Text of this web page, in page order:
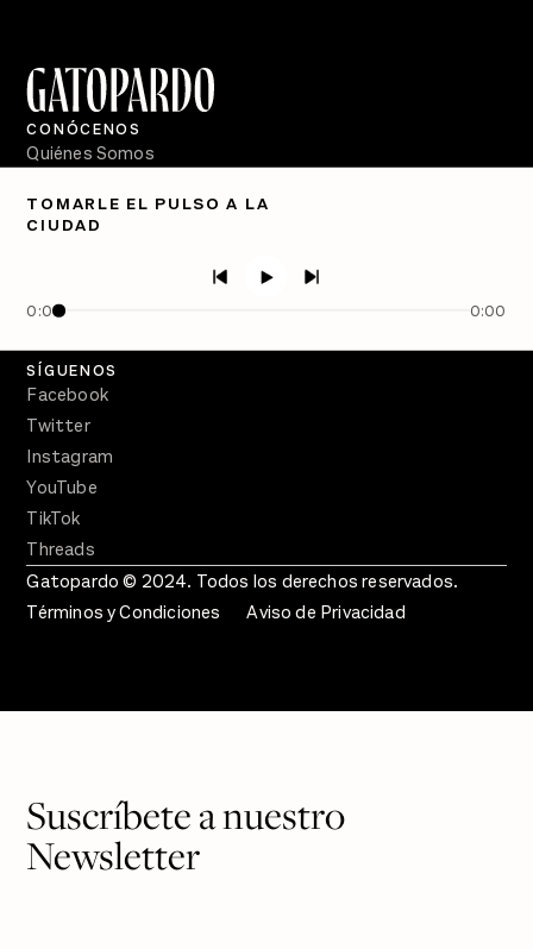
TOMARLE EL PULSO A LA
CIUDAD
0:00 0:00
CONÓCENOS
Quiénes Somos
PÓDCASTS
Crecer en Distopía
SÍGUENOS
Facebook
Twitter
Instagram
YouTube
TikTok
Threads
Gatopardo © 2024. Todos los derechos reservados.
Términos y Condiciones
Aviso de Privacidad
Suscríbete a nuestro
Newsletter